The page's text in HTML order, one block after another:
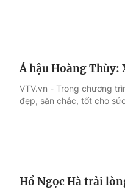
Á hậu Hoàng Thùy:
VTV.vn - Trong chương
đẹp, săn chắc, tốt cho
Hồ Ngọc Hà trải